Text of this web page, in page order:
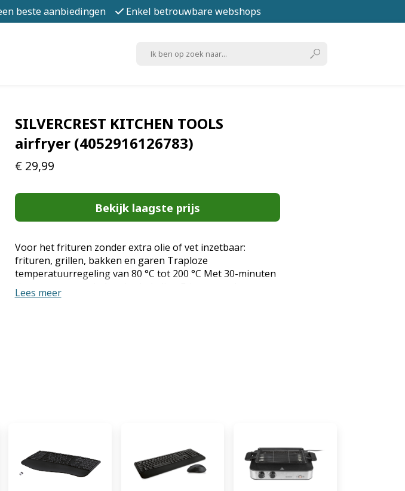
beste aanbiedingen Enkel betrouwbare webshops
SILVERCREST KITCHEN TOOLS
airfryer (4052916126783)
€ 29,99
Bekijk laagste prijs
Voor het frituren zonder extra olie of vet inzetbaar:
frituren, grillen, bakken en garen Traploze
temperatuurregeling van 80 °C tot 200 °C Met 30-minuten
timer en automatische uitschakeling Frituurmand en -
rekjes met hoogwaardige antiaanbaklaag van Ilag® Ilag®
vaatwasmachinebestendig Productkenmerken tabletd
Type: Heteluchtfriteuse Inhoud: ca. 2 l max. 200 g
diepvriesfrieten Temperatuurstand: ca. 80 °C tot 200 °C
Lees meer